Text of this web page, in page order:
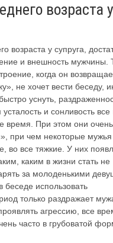
возраста у
возраста у супруга,
и внешность мужчины.
когда он
не хочет вести беседу,
уснуть,
и сонливость
время. При этом они очень
при чем некоторые мужья
во все тяжкие. У них
каким в жизни стать не
за молоденькими
беседе использовать
только раздражает
агрессию, все
часто в грубоватой